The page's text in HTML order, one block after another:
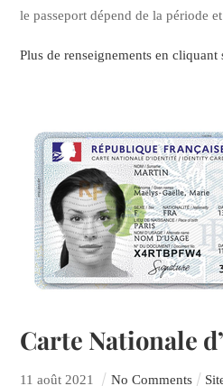
le passeport dépend de la période
Plus de renseignements en cliquant
Carte Nationale
11 août 2021 No Comments